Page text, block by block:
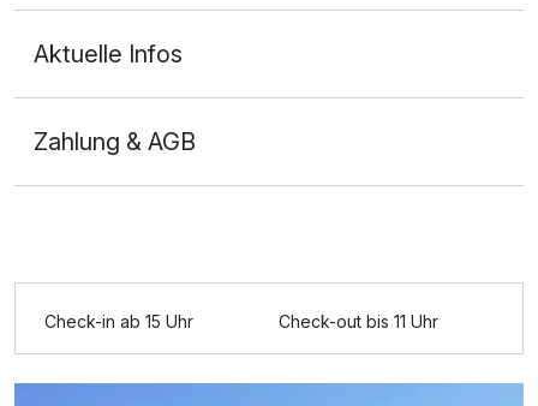
Zusatznächte
Für 4 Tage p.P. ab293,50 €
Aktuelle Infos
Zahlung & AGB
Check-in ab 15 Uhr Check-out bis 11 Uhr